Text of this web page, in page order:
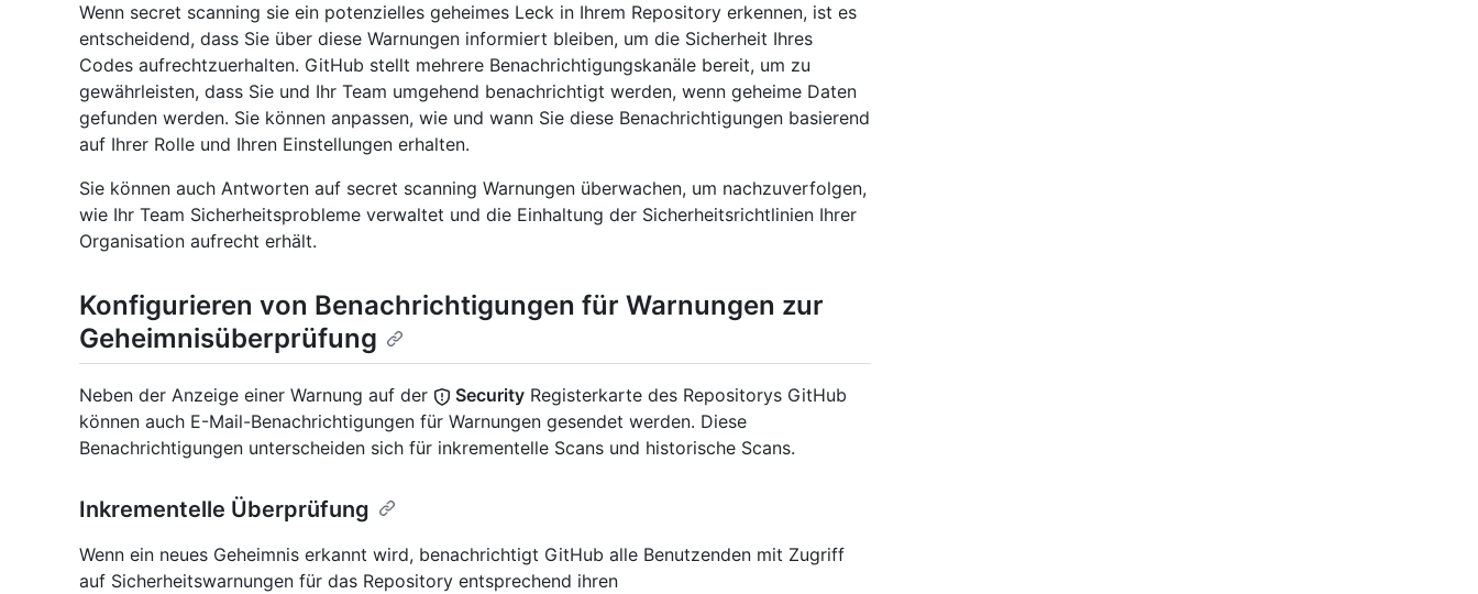
Wenn secret scanning sie ein potenzielles geheimes Leck in Ihrem Repository erkennen, ist es
entscheidend, dass Sie über diese Warnungen informiert bleiben, um die Sicherheit Ihres
Codes aufrechtzuerhalten. GitHub stellt mehrere Benachrichtigungskanäle bereit, um zu
gewährleisten, dass Sie und Ihr Team umgehend benachrichtigt werden, wenn geheime Daten
gefunden werden. Sie können anpassen, wie und wann Sie diese Benachrichtigungen basierend
auf Ihrer Rolle und Ihren Einstellungen erhalten.
Sie können auch Antworten auf secret scanning Warnungen überwachen, um nachzuverfolgen,
wie Ihr Team Sicherheitsprobleme verwaltet und die Einhaltung der Sicherheitsrichtlinien Ihrer
Organisation aufrecht erhält.
Konfigurieren von Benachrichtigungen für Warnungen zur
Geheimnisüberprüfung
Neben der Anzeige einer Warnung auf der Security Registerkarte des Repositorys GitHub
können auch E-Mail-Benachrichtigungen für Warnungen gesendet werden. Diese
Benachrichtigungen unterscheiden sich für inkrementelle Scans und historische Scans.
Inkrementelle Überprüfung
Wenn ein neues Geheimnis erkannt wird, benachrichtigt GitHub alle Benutzenden mit Zugriff
auf Sicherheitswarnungen für das Repository entsprechend ihren